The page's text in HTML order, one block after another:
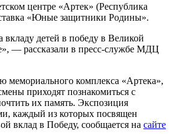
центре «Артек» (Республика
«Юные защитники Родины».
вкладу детей в победу в Великой
— рассказали в пресс-службе МДЦ
мемориального комплекса «Артека»,
приходят познакомиться с
их память. Экспозиция
каждый из которых посвящен
вклад в Победу, сообщается на сайте